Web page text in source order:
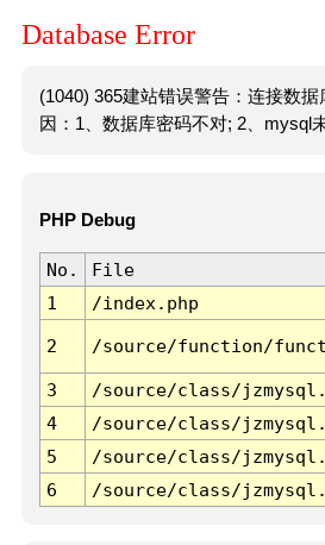
Database Error
(1040) 365建站错误警告：连接数
因：1、数据库密码不对; 2、mysql
PHP Debug
No. File
1
/index.php
2 /source/function/
3 /source/class/
4
/source/class/
5
/source/class/
6
/source/class/